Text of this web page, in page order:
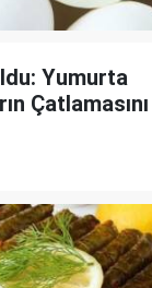
Yumurta
Çatlamasını